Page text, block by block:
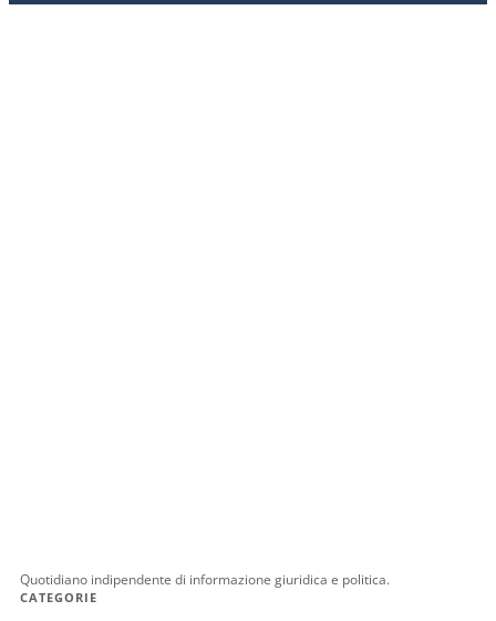
Quotidiano indipendente di informazione giuridica e politica.
CATEGORIE